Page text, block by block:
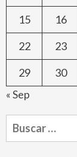
15
16
22
23
29
30
« Sep